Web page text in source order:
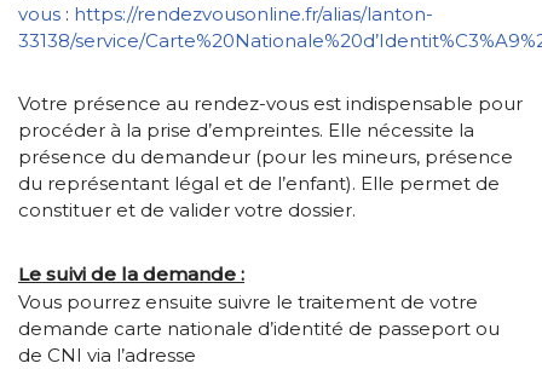
vous : https://rendezvousonline.fr/alias/lanton-
33138/service/
Votre présence au rendez-vous est indispensable pour
procéder à la prise d’empreintes. Elle nécessite la
présence du demandeur (pour les mineurs, présence
du représentant légal et de l’enfant). Elle permet de
constituer et de valider votre dossier.
Le suivi de la demande :
Vous pourrez ensuite suivre le traitement de votre
demande carte nationale d’identité de passeport ou
de CNI via l’adresse